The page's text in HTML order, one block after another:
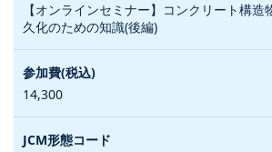
【オンラインセミナー】コンクリート構
久化のための知識(後編)
14,300